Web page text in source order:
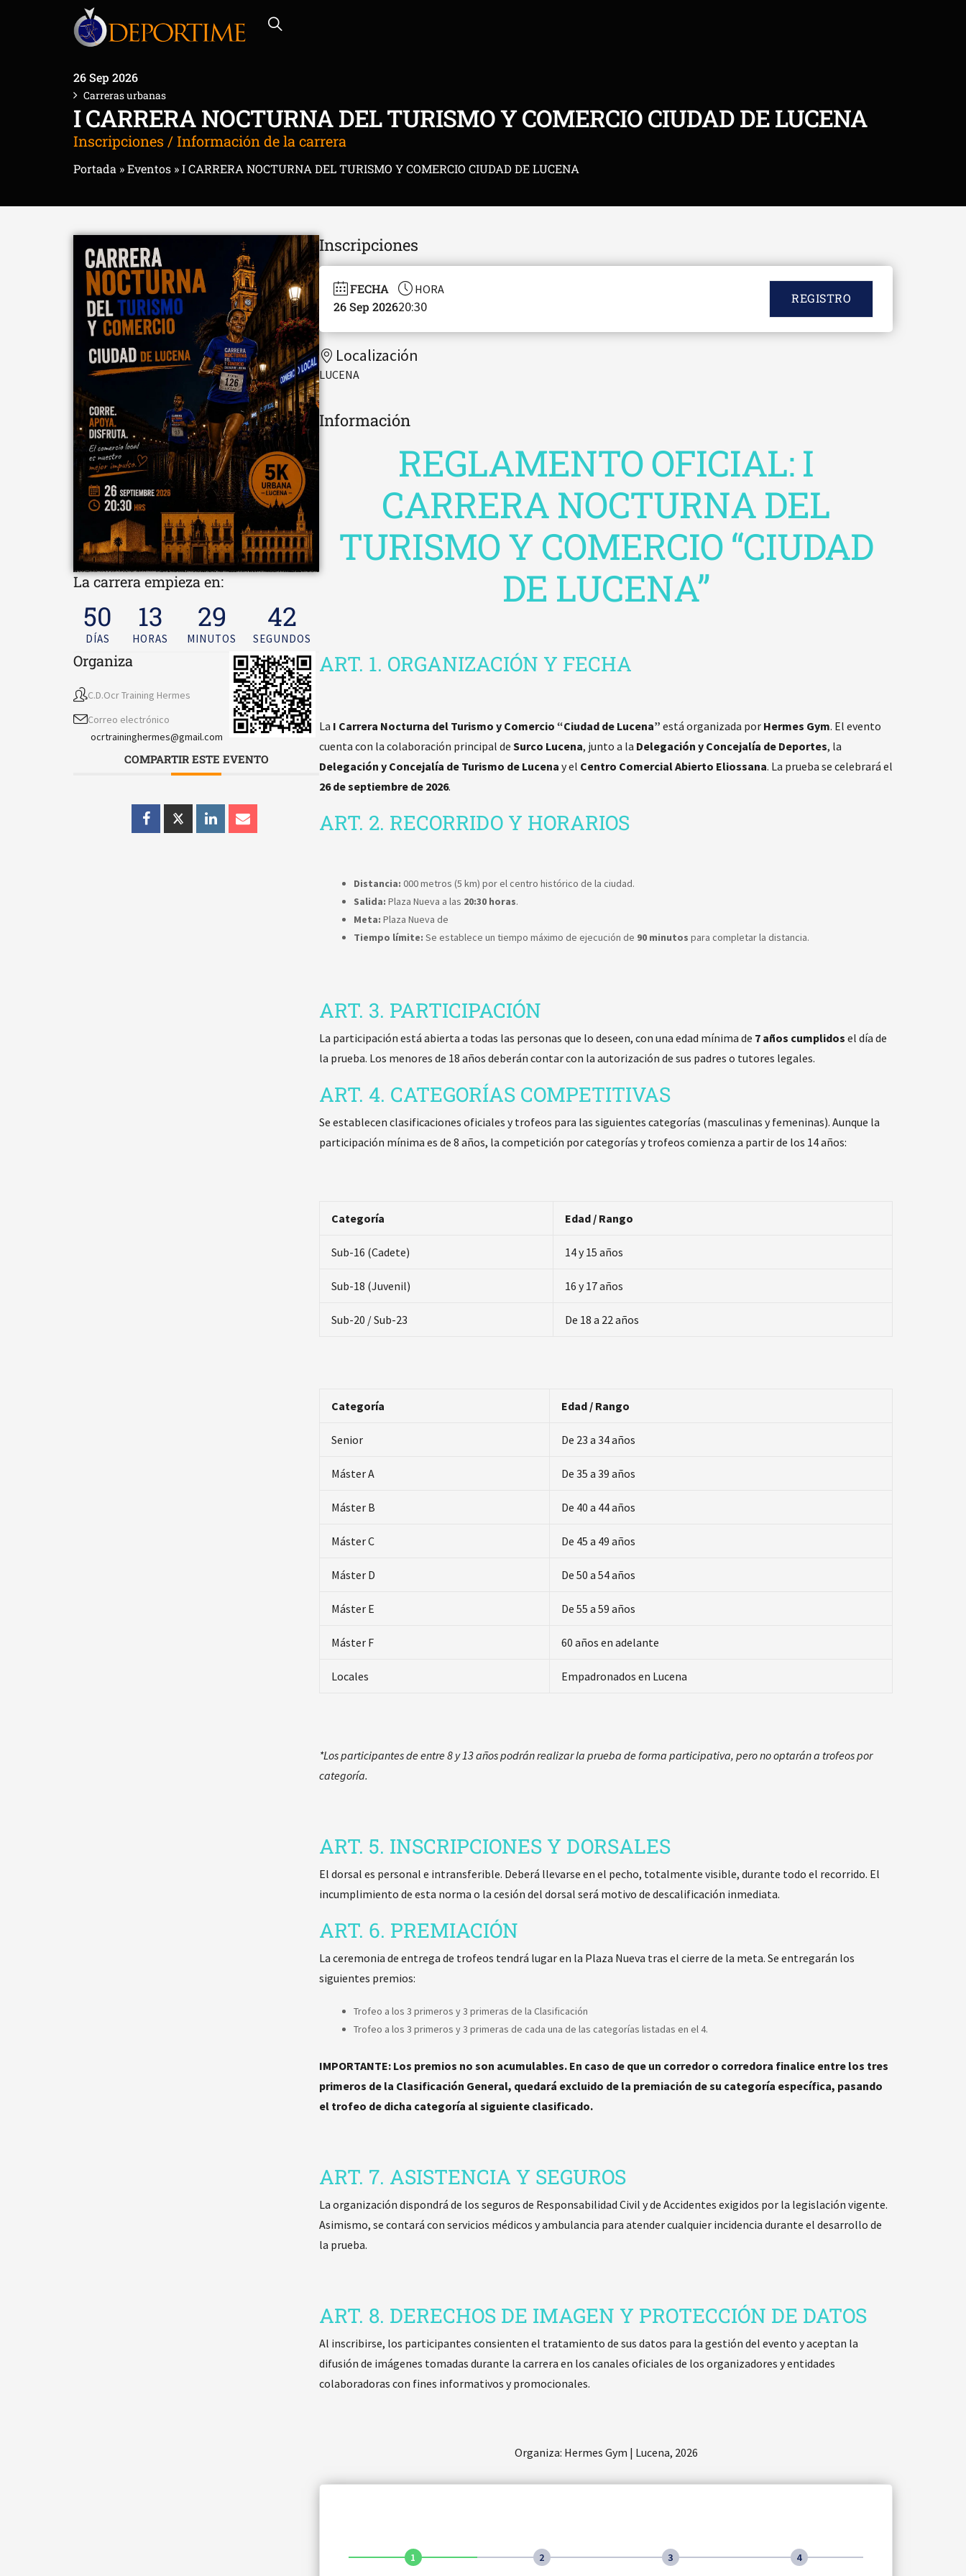
26 Sep 2026
Carreras urbanas
I CARRERA NOCTURNA DEL TURISMO Y COMERCIO CIUDAD DE LUCENA
Inscripciones / Información de la carrera
Portada »Eventos »I CARRERA NOCTURNA DEL TURISMO Y COMERCIO CIUDAD DE LUCENA
La carrera empieza en:
50
DÍAS
13
HORAS
29
MINUTOS
41
SEGUNDOS
Organiza
C.D.Ocr Training Hermes
Correo electrónico
ocrtraininghermes@gmail.com
COMPARTIR ESTE EVENTO
Inscripciones
FECHA
26 Sep 2026
HORA
20:30
REGISTRO
Localización
LUCENA
Información
REGLAMENTO OFICIAL: I
CARRERA NOCTURNA DEL
TURISMO Y COMERCIO “CIUDAD
DE LUCENA”
ART. 1. ORGANIZACIÓN Y FECHA
La I Carrera Nocturna del Turismo y Comercio “Ciudad de Lucena” está organizada por Hermes Gym. El evento
cuenta con la colaboración principal de Surco Lucena, junto a la Delegación y Concejalía de Deportes, la
Delegación y Concejalía de Turismo de Lucena y el Centro Comercial Abierto Eliossana. La prueba se celebrará el
26 de septiembre de 2026.
ART. 2. RECORRIDO Y HORARIOS
Distancia: 000 metros (5 km) por el centro histórico de la ciudad.
Salida: Plaza Nueva a las 20:30 horas.
Meta: Plaza Nueva de
Tiempo límite: Se establece un tiempo máximo de ejecución de 90 minutos para completar la distancia.
ART. 3. PARTICIPACIÓN
La participación está abierta a todas las personas que lo deseen, con una edad mínima de 7 años cumplidos el día de
la prueba. Los menores de 18 años deberán contar con la autorización de sus padres o tutores legales.
ART. 4. CATEGORÍAS COMPETITIVAS
Se establecen clasificaciones oficiales y trofeos para las siguientes categorías (masculinas y femeninas). Aunque la
participación mínima es de 8 años, la competición por categorías y trofeos comienza a partir de los 14 años:
Categoría Edad / Rango
Sub-16 (Cadete) 14 y 15 años
Sub-18 (Juvenil) 16 y 17 años
Sub-20 / Sub-23 De 18 a 22 años
Categoría Edad / Rango
Senior De 23 a 34 años
Máster A De 35 a 39 años
Máster B De 40 a 44 años
Máster C De 45 a 49 años
Máster D De 50 a 54 años
Máster E De 55 a 59 años
Máster F 60 años en adelante
Locales Empadronados en Lucena
*Los participantes de entre 8 y 13 años podrán realizar la prueba de forma participativa, pero no optarán a trofeos por
categoría.
ART. 5. INSCRIPCIONES Y DORSALES
El dorsal es personal e intransferible. Deberá llevarse en el pecho, totalmente visible, durante todo el recorrido. El
incumplimiento de esta norma o la cesión del dorsal será motivo de descalificación inmediata.
ART. 6. PREMIACIÓN
La ceremonia de entrega de trofeos tendrá lugar en la Plaza Nueva tras el cierre de la meta. Se entregarán los
siguientes premios:
Trofeo a los 3 primeros y 3 primeras de la Clasificación
Trofeo a los 3 primeros y 3 primeras de cada una de las categorías listadas en el 4.
IMPORTANTE: Los premios no son acumulables. En caso de que un corredor o corredora finalice entre los tres
primeros de la Clasificación General, quedará excluido de la premiación de su categoría específica, pasando
el trofeo de dicha categoría al siguiente clasificado.
ART. 7. ASISTENCIA Y SEGUROS
La organización dispondrá de los seguros de Responsabilidad Civil y de Accidentes exigidos por la legislación vigente.
Asimismo, se contará con servicios médicos y ambulancia para atender cualquier incidencia durante el desarrollo de
la prueba.
ART. 8. DERECHOS DE IMAGEN Y PROTECCIÓN DE DATOS
Al inscribirse, los participantes consienten el tratamiento de sus datos para la gestión del evento y aceptan la
difusión de imágenes tomadas durante la carrera en los canales oficiales de los organizadores y entidades
colaboradoras con fines informativos y promocionales.
Organiza: Hermes Gym | Lucena, 2026
1 2 3 4